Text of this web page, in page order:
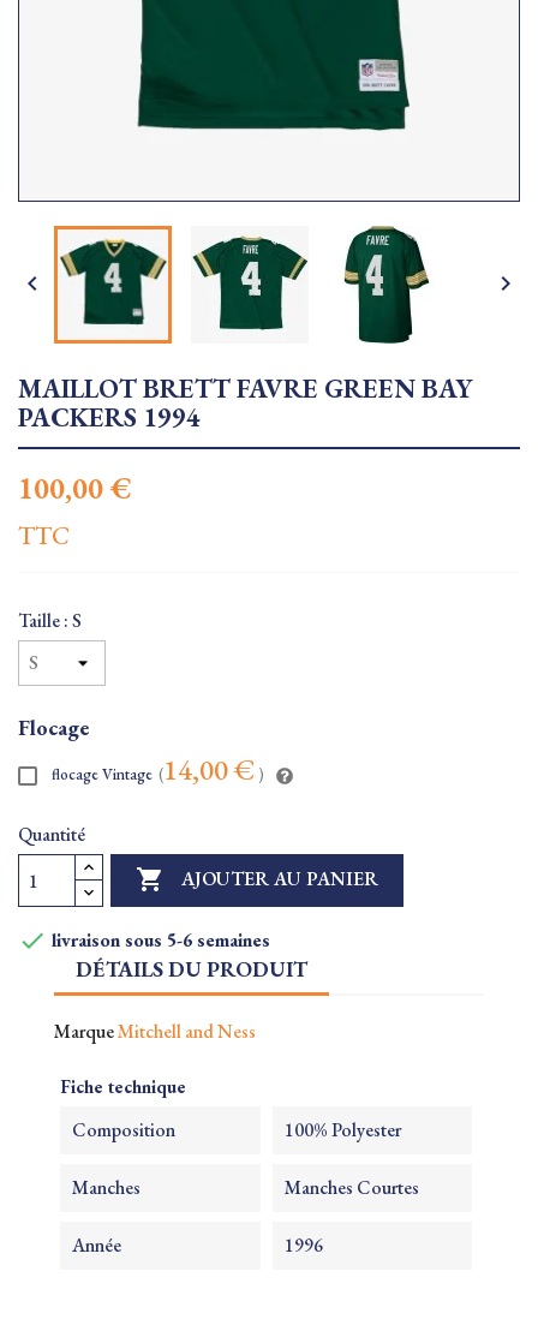
 
MAILLOT BRETT FAVRE GREEN BAY
PACKERS 1994
100,00 €
TTC
Taille : S
Flocage
flocage Vintage (14,00 € )
Quantité
 AJOUTER AU PANIER
 livraison sous 5-6 semaines
DÉTAILS DU PRODUIT
MarqueMitchell and Ness
Fiche technique
Composition 100% Polyester
Manches Manches Courtes
Année 1996